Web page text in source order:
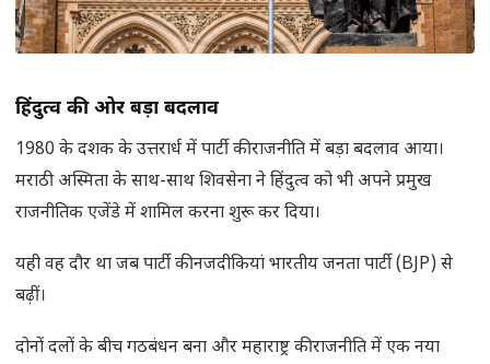
हिंदुत्व की ओर बड़ा बदलाव
1980 के दशक के उत्तरार्ध में पार्टी की राजनीति में बड़ा बदलाव आया।
मराठी अस्मिता के साथ-साथ शिवसेना ने हिंदुत्व को भी अपने प्रमुख
राजनीतिक एजेंडे में शामिल करना शुरू कर दिया।
यही वह दौर था जब पार्टी की नजदीकियां भारतीय जनता पार्टी (BJP) से
बढ़ीं।
दोनों दलों के बीच गठबंधन बना और महाराष्ट्र की राजनीति में एक नया